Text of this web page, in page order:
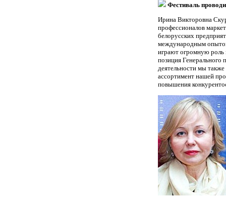
Фестиваль
Ирина Викторовна
профессионалов
белорусских
международным
играют огромную роль
позиция Генерального
деятельности мы
ассортимент нашей
повышения